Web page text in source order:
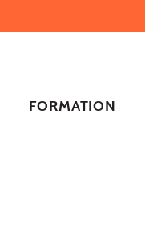
FORMATION